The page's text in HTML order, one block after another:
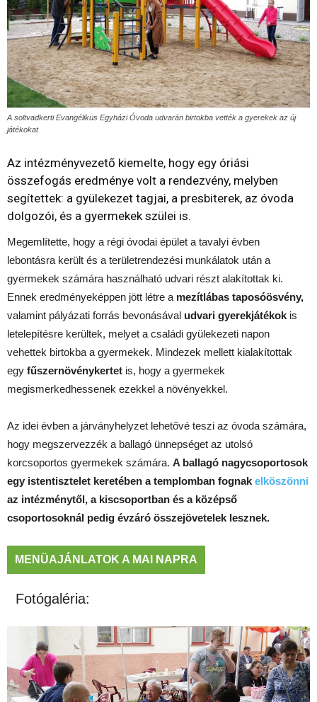
A soltvadkerti Evangélikus Egyházi Óvoda udvarán birtokba vették a gyerekek az új
játékokat
Az intézményvezető kiemelte, hogy egy óriási
összefogás eredménye volt a rendezvény, melyben
segítettek: a gyülekezet tagjai, a presbiterek, az óvoda
dolgozói, és a gyermekek szülei is.
Megemlítette, hogy a régi óvodai épület a tavalyi évben
lebontásra került és a területrendezési munkálatok után a
gyermekek számára használható udvari részt alakítottak ki.
Ennek eredményeképpen jött létre a mezítlábas taposóösvény,
valamint pályázati forrás bevonásával udvari gyerekjátékok is
letelepítésre kerültek, melyet a családi gyülekezeti napon
vehettek birtokba a gyermekek. Mindezek mellett kialakítottak
egy fűszernövénykertet is, hogy a gyermekek
megismerkedhessenek ezekkel a növényekkel.
Az idei évben a járványhelyzet lehetővé teszi az óvoda számára,
hogy megszervezzék a ballagó ünnepséget az utolsó
korcsoportos gyermekek számára. A ballagó nagycsoportosok
egy istentisztelet keretében a templomban fognak elköszönni
az intézménytől, a kiscsoportban és a középső
csoportosoknál pedig évzáró összejövetelek lesznek.
MENÜAJÁNLATOK A MAI NAPRA
Fotógaléria: